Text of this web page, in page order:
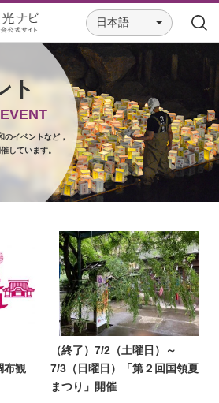
日本語
ト
のイベントなど，
しています。
布観
（終了）7/2（土曜日）～
7/3（日曜日）「第２回国領夏
まつり」開催